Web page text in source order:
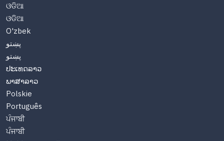
ଓଡିଆ
ଓଡିଆ
O'zbek
پښتو
پښتو
ປະເທດລາວ
ພາສາລາວ
Polskie
Português
ਪੰਜਾਬੀ
ਪੰਜਾਬੀ